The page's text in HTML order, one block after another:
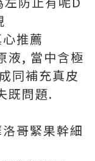
推薦
液, 當中含極
同補充真皮
既問題.
哥緊果幹細